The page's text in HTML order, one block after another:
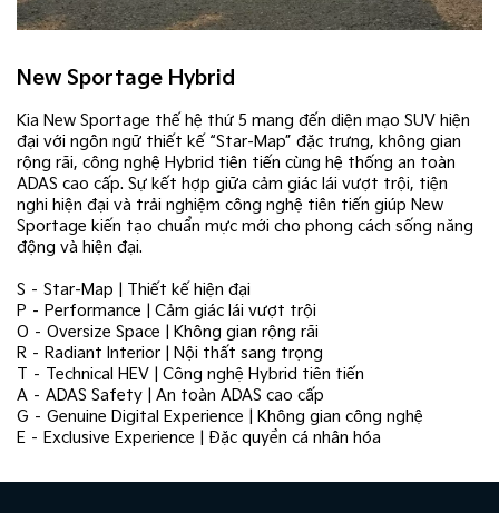
New Sportage Hybrid
Kia New Sportage thế hệ thứ 5 mang đến diện mạo SUV hiện
đại với ngôn ngữ thiết kế “Star-Map” đặc trưng, không gian
rộng rãi, công nghệ Hybrid tiên tiến cùng hệ thống an toàn
ADAS cao cấp. Sự kết hợp giữa cảm giác lái vượt trội, tiện
nghi hiện đại và trải nghiệm công nghệ tiên tiến giúp New
Sportage kiến tạo chuẩn mực mới cho phong cách sống năng
động và hiện đại.
S – Star-Map | Thiết kế hiện đại
P – Performance | Cảm giác lái vượt trội
O – Oversize Space | Không gian rộng rãi
R – Radiant Interior | Nội thất sang trọng
T – Technical HEV | Công nghệ Hybrid tiên tiến
A – ADAS Safety | An toàn ADAS cao cấp
G – Genuine Digital Experience | Không gian công nghệ
E – Exclusive Experience | Đặc quyền cá nhân hóa